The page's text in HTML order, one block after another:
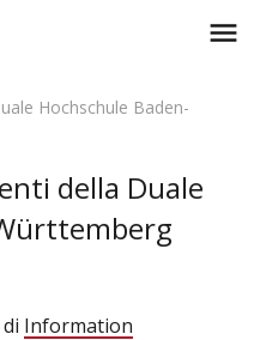
menu
Hochschule Baden-
della Duale
Information